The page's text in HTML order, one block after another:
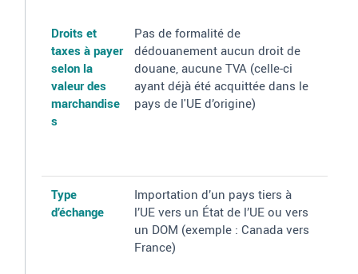
Droits et
taxes à payer
selon la
valeur des
marchandise
s
Pas de formalité de
dédouanement aucun droit de
douane, aucune TVA (celle-ci
ayant déjà été acquittée dans le
pays de l'UE d’origine)
Type
d’échange
Importation d’un pays tiers à
l’UE vers un État de l’UE ou vers
un DOM (exemple : Canada vers
France)